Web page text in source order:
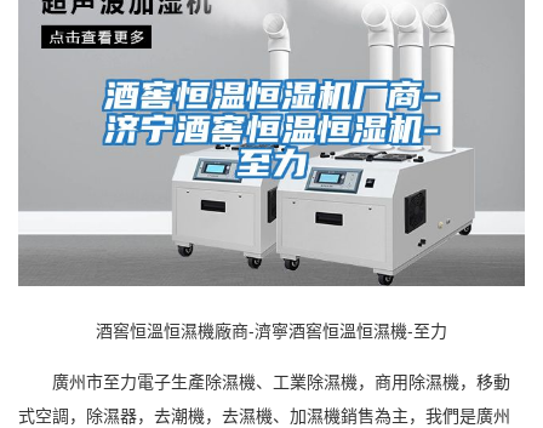
酒窖恒溫恒濕機廠商-濟寧酒窖恒溫恒濕機-至力
廣州市至力電子生產除濕機、工業除濕機， 商用除濕機，移動
式空調， 除濕器，去潮機，去濕機、 加濕機銷售為主，我們是廣州